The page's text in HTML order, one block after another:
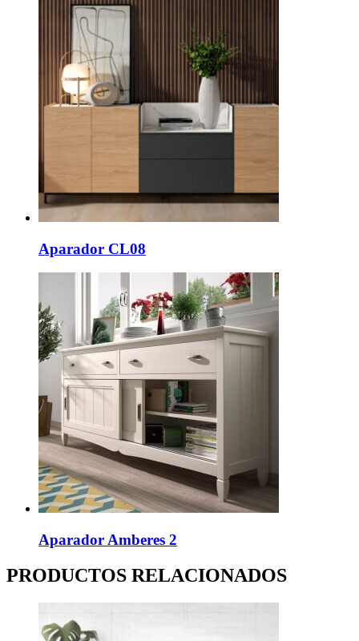
Aparador CL08
Aparador Amberes 2
PRODUCTOS RELACIONADOS